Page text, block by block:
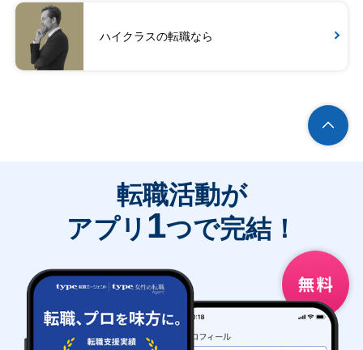
ハイクラスの転職なら
転職活動が
アプリ 1つで完結！